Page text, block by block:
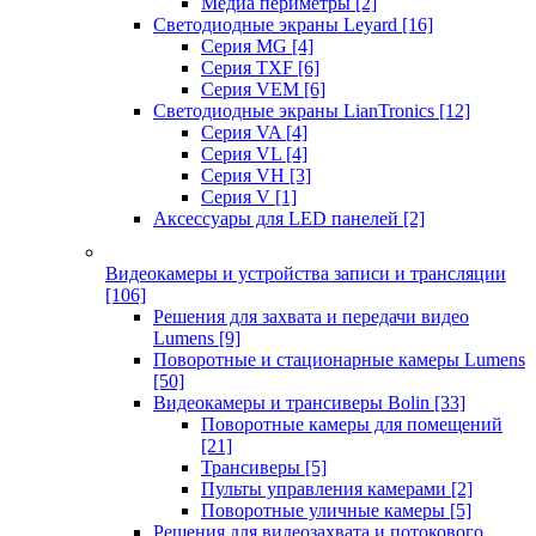
Светодиодные экраны Leyard [16]
Серия MG [4]
Серия TXF [6]
Серия VEM [6]
Светодиодные экраны LianTronics [12]
Серия VA [4]
Серия VL [4]
Серия VH [3]
Серия V [1]
Аксессуары для LED панелей [2]
Видеокамеры и устройства записи и трансляции
[106]
Решения для захвата и передачи видео
Lumens [9]
Поворотные и стационарные камеры Lumens
[50]
Видеокамеры и трансиверы Bolin [33]
Поворотные камеры для помещений
[21]
Трансиверы [5]
Пульты управления камерами [2]
Поворотные уличные камеры [5]
Решения для видеозахвата и потокового